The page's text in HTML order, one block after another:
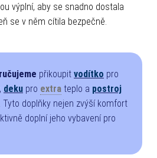
výplní, aby se snadno dostala
se v něm cítila bezpečně.
přikoupit vodítko pro
deku pro extra teplo a postroj
Tyto doplňky nejen zvýší komfort
doplní jeho vybavení pro